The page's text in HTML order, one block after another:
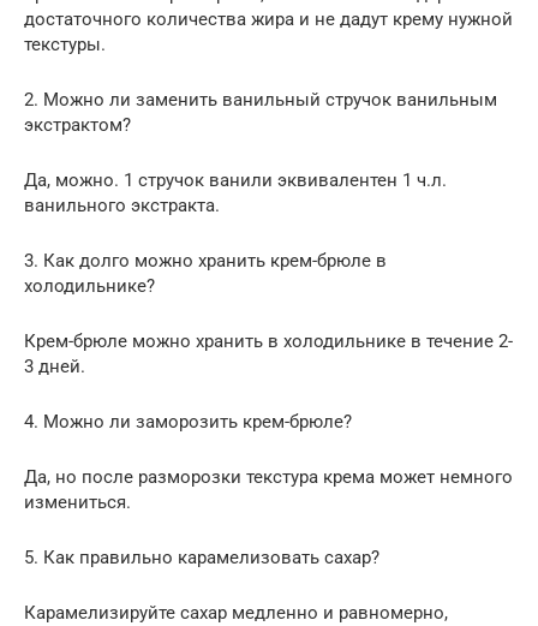
достаточного количества жира и не дадут крему нужной
текстуры.
2. Можно ли заменить ванильный стручок ванильным
экстрактом?
Да, можно. 1 стручок ванили эквивалентен 1 ч.л.
ванильного экстракта.
3. Как долго можно хранить крем-брюле в
холодильнике?
Крем-брюле можно хранить в холодильнике в течение 2-
3 дней.
4. Можно ли заморозить крем-брюле?
Да, но после разморозки текстура крема может немного
измениться.
5. Как правильно карамелизовать сахар?
Карамелизируйте сахар медленно и равномерно,